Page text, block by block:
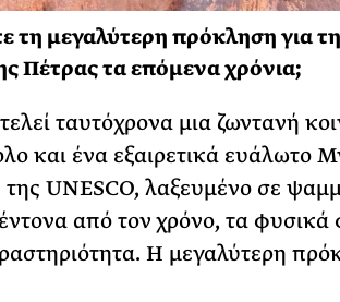
τη μεγαλύτερη πρόκληση για
Πέτρας τα επόμενα χρόνια;
ταυτόχρονα μια ζωντανή
και ένα εξαιρετικά ευάλωτο
UNESCO, λαξευμένο σε
από τον χρόνο, τα φυσικά
Η μεγαλύτερη